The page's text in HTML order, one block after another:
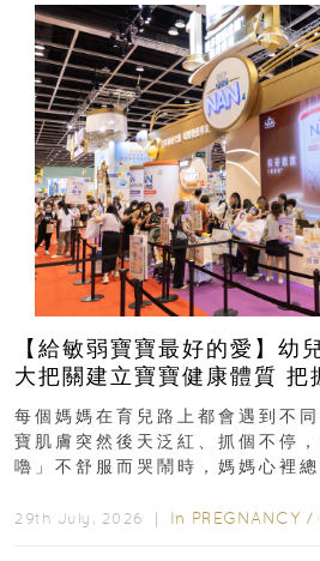
【給敏弱寶寶最好的愛】幼
大把關建立寶寶健康體質 把
每個媽媽在育兒路上都會遇到不
寶肌膚突然後天泛紅、抓個不停
嚕」不舒服而哭鬧時，媽媽心裡
29th July, 2026 ｜ In PREGNANCY /